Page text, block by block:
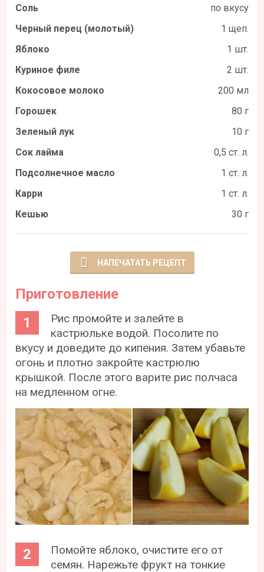
Соль
по вкусу
Черный перец (молотый)
1 щеп.
Яблоко
1 шт.
Куриное филе
2 шт.
Кокосовое молоко
200 мл
Горошек
80 г
Зеленый лук
10 г
Сок лайма
0,5 ст. л.
Подсолнечное масло
1 ст. л.
Карри
1 ст. л.
Кешью
30 г
НАПЕЧАТАТЬ РЕЦЕПТ
Приготовление
Рис промойте и залейте в
кастрюльке водой. Посолите по
вкусу и доведите до кипения. Затем убавьте
огонь и плотно закройте кастрюлю
крышкой. После этого варите рис полчаса
на медленном огне.
Помойте яблоко, очистите его от
семян. Нарежьте фрукт на тонкие